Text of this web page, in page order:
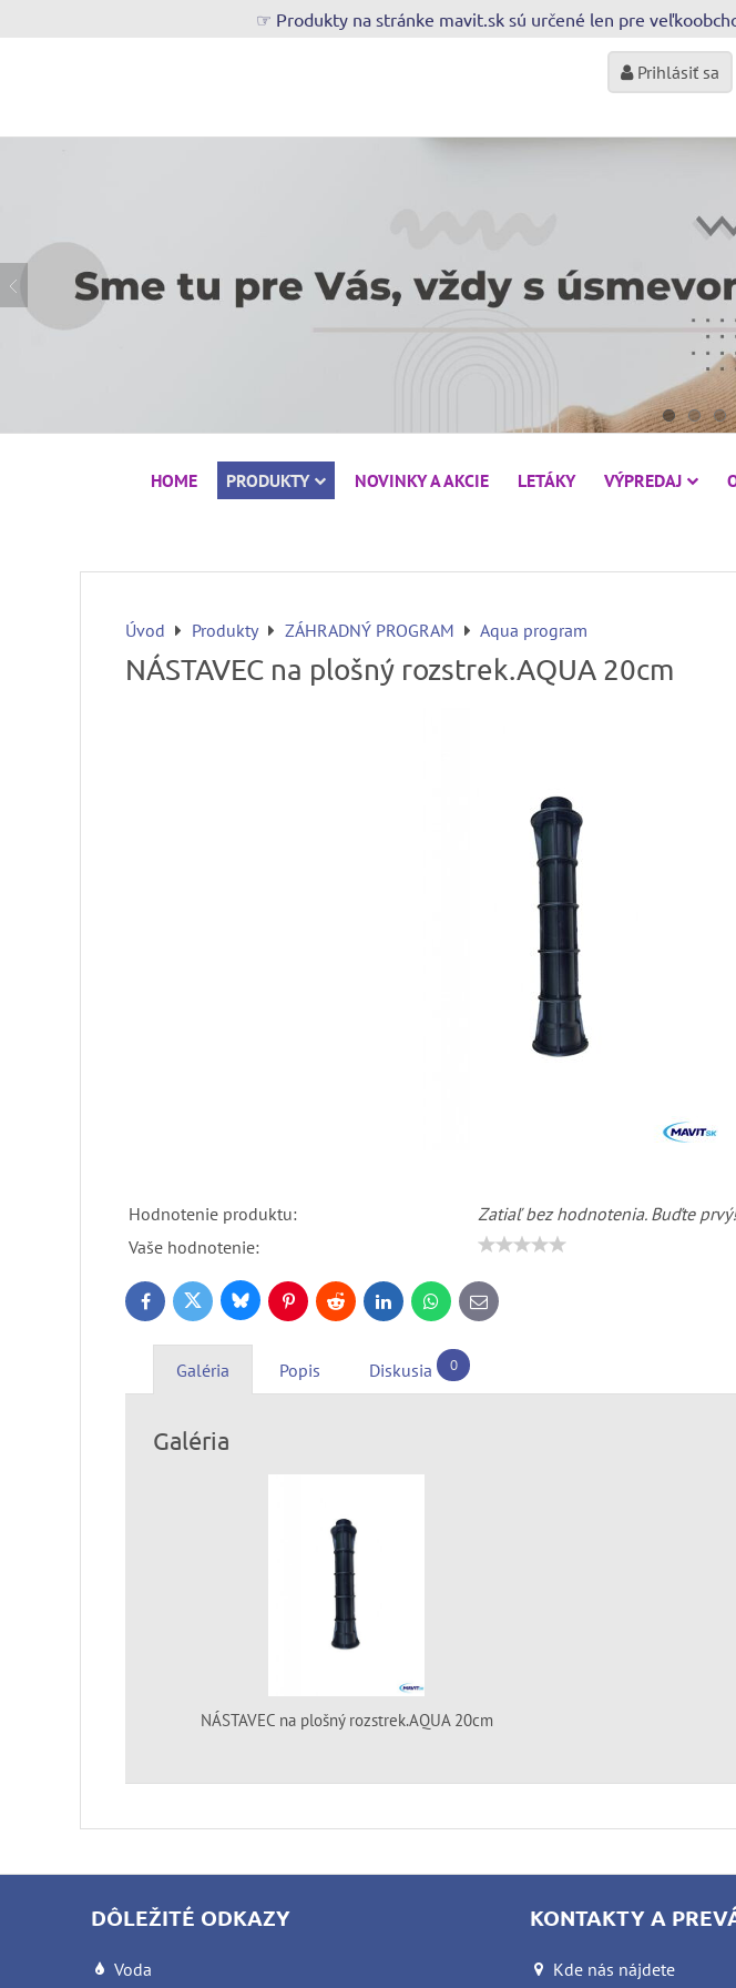
☞ Produkty na stránke mavit.sk sú určené len pre
Prihlásiť sa
HOME PRODUKTY NOVINKY A AKCIE LETÁKY VÝPREDAJ
Úvod Produkty ZÁHRADNÝ PROGRAM Aqua program
NÁSTAVEC na plošný rozstrek.AQUA 20cm
Hodnotenie produktu:
Zatiaľ bez hodnotenia. Buďte prvý!
Vaše hodnotenie:
FacebookTwitter BlueskyPinterestReddit LinkedInWhatsApp
E-
mail
Galéria Popis Diskusia 0
Galéria
NÁSTAVEC na plošný rozstrek.AQUA 20cm
DÔLEŽITÉ ODKAZY
Voda
KONTAKTY A
Kde nás nájdete